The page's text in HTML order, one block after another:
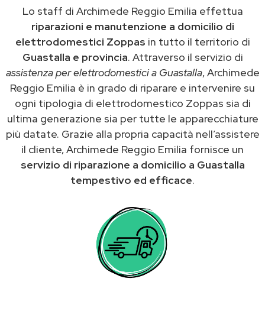
Lo staff di Archimede Reggio Emilia effettua
riparazioni e manutenzione a domicilio di
elettrodomestici Zoppas in tutto il territorio di
Guastalla e provincia. Attraverso il servizio di
assistenza per elettrodomestici a Guastalla, Archimede
Reggio Emilia è in grado di riparare e intervenire su
ogni tipologia di elettrodomestico Zoppas sia di
ultima generazione sia per tutte le apparecchiature
più datate. Grazie alla propria capacità nell’assistere
il cliente, Archimede Reggio Emilia fornisce un
servizio di riparazione a domicilio a Guastalla
tempestivo ed efficace.